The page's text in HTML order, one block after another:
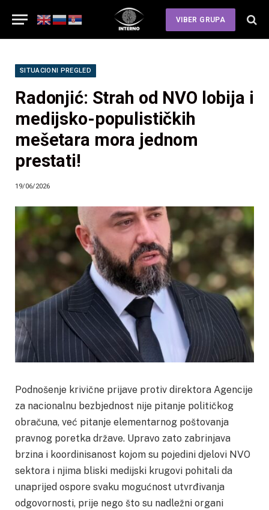
VIBER GRUPA
SITUACIONI PREGLED
Radonjić: Strah od NVO lobija i
medijsko-populističkih
mešetara mora jednom
prestati!
19/06/2026
Podnošenje krivične prijave protiv direktora Agencije
za nacionalnu bezbjednost nije pitanje političkog
obračuna, već pitanje elementarnog poštovanja
pravnog poretka države. Upravo zato zabrinjava
brzina i koordinisanost kojom su pojedini djelovi NVO
sektora i njima bliski medijski krugovi pohitali da
unaprijed ospore svaku mogućnost utvrđivanja
odgovornosti, prije nego što su nadležni organi